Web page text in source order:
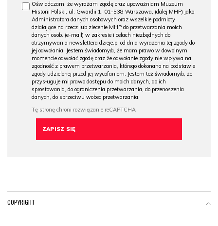
Oświadczam, że wyrażam zgodę oraz upoważniam Muzeum
Historii Polski, ul. Gwardii 1, 01-538 Warszawa, (dalej MHP) jako
Administratora danych osobowych oraz wszelkie podmioty
działające na rzecz lub zlecenie MHP do przetwarzania moich
danych osob. (e-mail) w zakresie i celach niezbędnych do
otrzymywania newslettera dzieje.pl od dnia wyrażenia tej zgody do
jej odwołania. Jestem świadomy/a, że mam prawo w dowolnym
momencie odwołać zgodę oraz że odwołanie zgody nie wpływa na
zgodność z prawem przetwarzania, którego dokonano na podstawie
zgody udzielonej przed jej wycofaniem. Jestem też świadomy/a, że
przysługuje mi prawo dostępu do moich danych, do ich
sprostowania, do ograniczenia przetwarzania, do przenoszenia
danych, do sprzeciwu wobec przetwarzania.
COPYRIGHT